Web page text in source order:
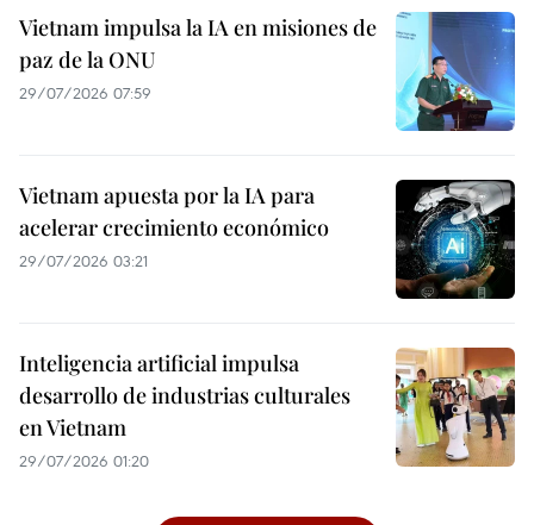
Vietnam impulsa la IA en misiones de
paz de la ONU
29/07/2026 07:59
Vietnam apuesta por la IA para
acelerar crecimiento económico
29/07/2026 03:21
Inteligencia artificial impulsa
desarrollo de industrias culturales
en Vietnam
29/07/2026 01:20